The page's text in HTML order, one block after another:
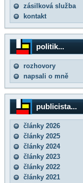
zásilková služba
kontakt
politik...
rozhovory
napsali o mně
publicista...
články 2026
články 2025
články 2024
články 2023
články 2022
články 2021